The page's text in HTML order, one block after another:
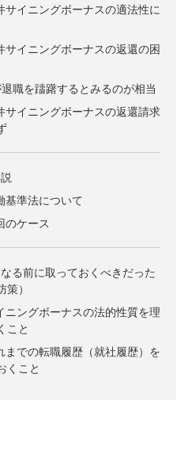
サイニングボーナスの適法性に
サイニングボーナスの返還の困
退職を躊躇するとみるのが相当
サイニングボーナスの返還請求
基準法について
のケース
る前に取っておくべきだった
）
ニングボーナスの法的性質を理
こと
までの転職履歴（就社履歴）を
くこと